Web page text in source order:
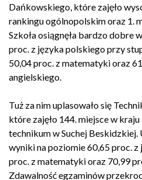
Dańkowskiego, które zajęło
rankingu ogólnopolskim oraz 1.
Szkoła osiągnęła bardzo dobre
proc. z języka polskiego przy
50,04 proc. z matematyki oraz
angielskiego.
Tuż za nim uplasowało się
które zajęło 144. miejsce w
technikum w Suchej
wyniki na poziomie 60,65 proc.
proc. z matematyki oraz 70,99
Zdawalność egzaminów